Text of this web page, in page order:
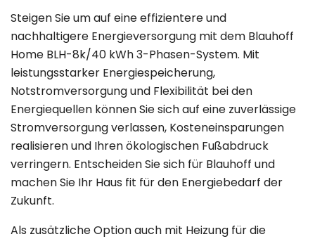
Steigen Sie um auf eine effizientere und
nachhaltigere Energieversorgung mit dem Blauhoff
Home BLH-8k/40 kWh 3-Phasen-System. Mit
leistungsstarker Energiespeicherung,
Notstromversorgung und Flexibilität bei den
Energiequellen können Sie sich auf eine zuverlässige
Stromversorgung verlassen, Kosteneinsparungen
realisieren und Ihren ökologischen Fußabdruck
verringern. Entscheiden Sie sich für Blauhoff und
machen Sie Ihr Haus fit für den Energiebedarf der
Zukunft.
Als zusätzliche Option auch mit Heizung für die